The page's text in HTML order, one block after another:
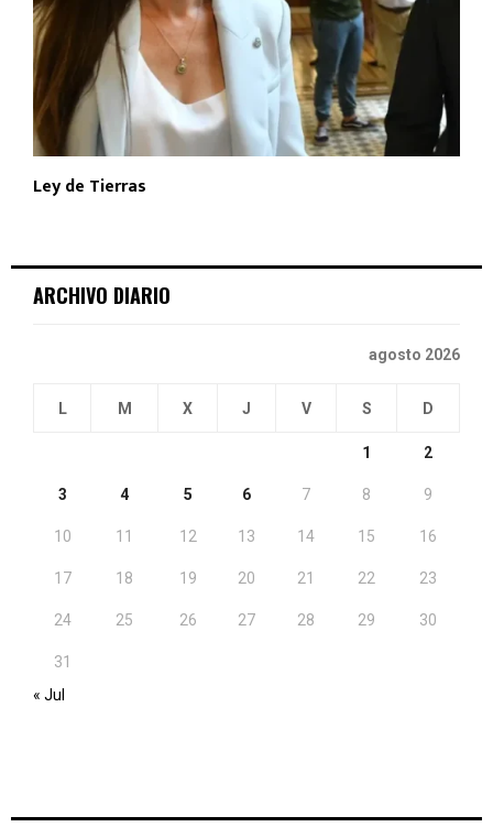
Ley de Tierras
ARCHIVO DIARIO
agosto 2026
L M X J V S D
1 2
3 4 5 6 7 8 9
10 11 12 13 14 15 16
17 18 19 20 21 22 23
24 25 26 27 28 29 30
31
« Jul